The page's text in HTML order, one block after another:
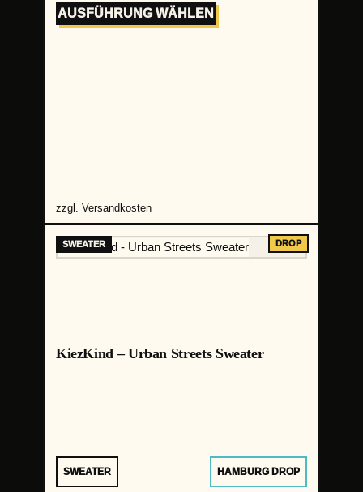
AUSFÜHRUNG WÄHLEN
zzgl. Versandkosten
KiezKind – Urban Streets Sweater
SWEATER HAMBURG DROP